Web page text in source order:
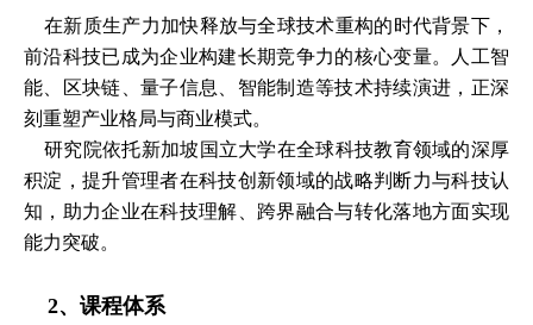
在新质生产力加快释放与全球技术重构的时代背景下，
前沿科技已成为企业构建长期竞争力的核心变量。人工智
能、区块链、量子信息、智能制造等技术持续演进，正深
刻重塑产业格局与商业模式。
研究院依托新加坡国立大学在全球科技教育领域的深厚
积淀，提升管理者在科技创新领域的战略判断力与科技认
知，助力企业在科技理解、跨界融合与转化落地方面实现
能力突破。
2、课程体系